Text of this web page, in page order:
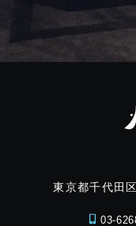
東京都千代田
03-